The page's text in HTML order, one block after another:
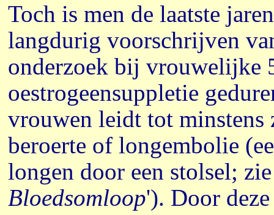
Toch is men de laatste
langdurig voorschrijven
onderzoek bij vrouwelijke
oestrogeensuppletie
vrouwen leidt tot minstens
beroerte of longembolie
longen door een stolsel;
Bloedsomloop'). Door